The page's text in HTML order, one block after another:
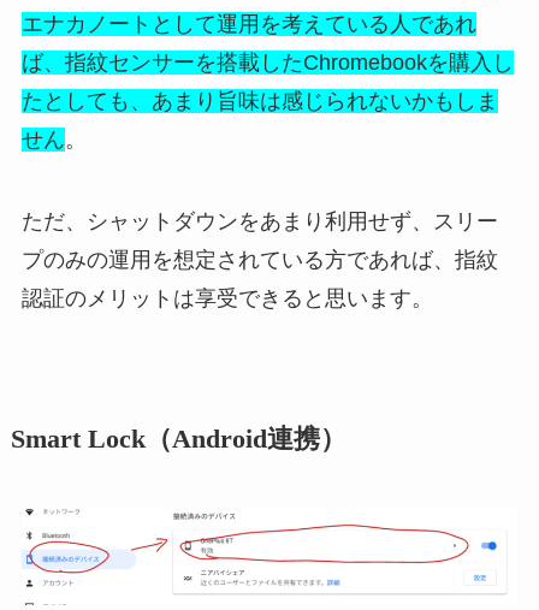
エナカノートとして運用を考えている人であれ
ば、指紋センサーを搭載したChromebookを購入し
たとしても、あまり旨味は感じられないかもしま
せん。
ただ、シャットダウンをあまり利用せず、スリー
プのみの運用を想定されている方であれば、指紋
認証のメリットは享受できると思います。
Smart Lock（Android連携）